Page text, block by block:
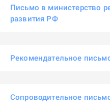
Письмо в министерство
развития РФ
Рекомендательное
Сопроводительное